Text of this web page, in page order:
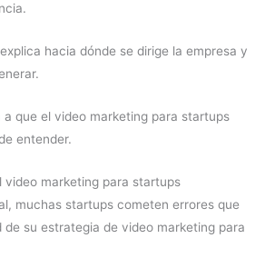
hacia dónde se dirige la empresa y
que el video marketing para startups
entender.
video marketing para startups
muchas startups cometen errores que
su estrategia de video marketing para